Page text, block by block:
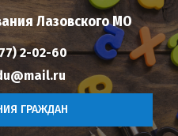
Лазовского МО
2-02-60
ГРАЖДАН